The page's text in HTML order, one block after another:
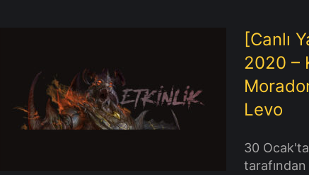
[Canlı Yayın] 30 Ocak 2020 –
Knight Online Moradon
Sohbetleri – Levo
[Canlı
2020 –
Levo
30